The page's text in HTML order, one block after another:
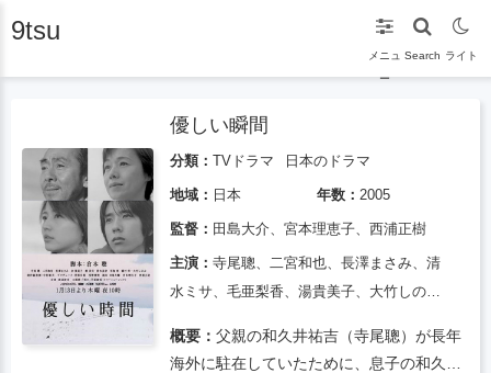
9tsu
メニュ
ー
Search ライト
優しい瞬間
分類： TVドラマ 日本のドラマ
地域： 日本 年数： 2005
監督： 田島大介、宮本理恵子、西浦正樹
主演： 寺尾聰、二宮和也、長澤まさみ、清
水ミサ、毛亜梨香、湯貴美子、大竹しの
志、木村多江、北島三郎、小日向文世、小
概要： 父親の和久井祐吉（寺尾聰）が長年
海外に駐在していたために、息子の和久井